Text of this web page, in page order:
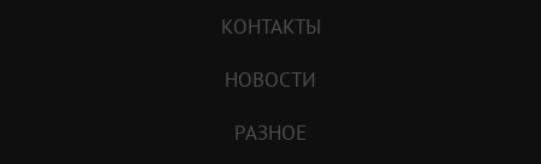
КОНТАКТЫ
НОВОСТИ
РАЗНОЕ